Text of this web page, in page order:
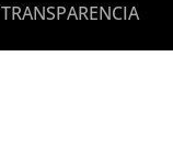
TRANSPARENCIA